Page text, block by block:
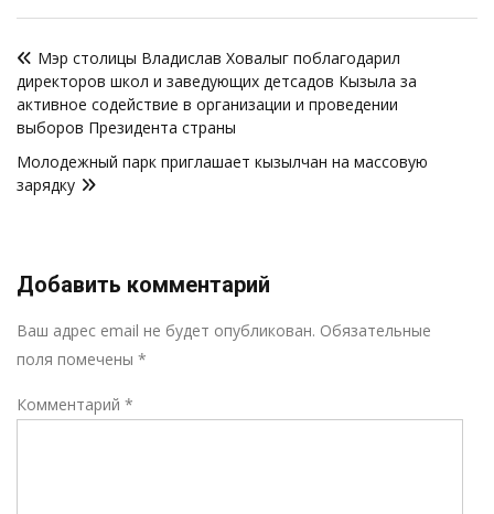
по
записям
Мэр столицы Владислав Ховалыг поблагодарил
директоров школ и заведующих детсадов Кызыла за
активное содействие в организации и проведении
выборов Президента страны
Молодежный парк приглашает кызылчан на массовую
зарядку
Добавить комментарий
Ваш адрес email не будет опубликован. Обязательные
поля помечены *
Комментарий *